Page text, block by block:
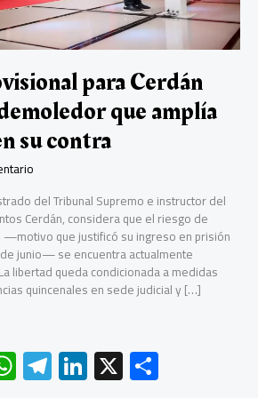
para Cerdán
que amplía
su contra
del Tribunal Supremo e instructor del
Cerdán, considera que el riesgo de
que justificó su ingreso en prisión
junio— se encuentra actualmente
libertad queda condicionada a medidas
quincenales en sede judicial y […]
W Te Li X